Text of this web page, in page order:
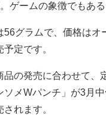
ゲームの象徴でもあ
グラムで、価格はオ
定です。
の発売に合わせて、
ソメWパンチ」が3月
れます。